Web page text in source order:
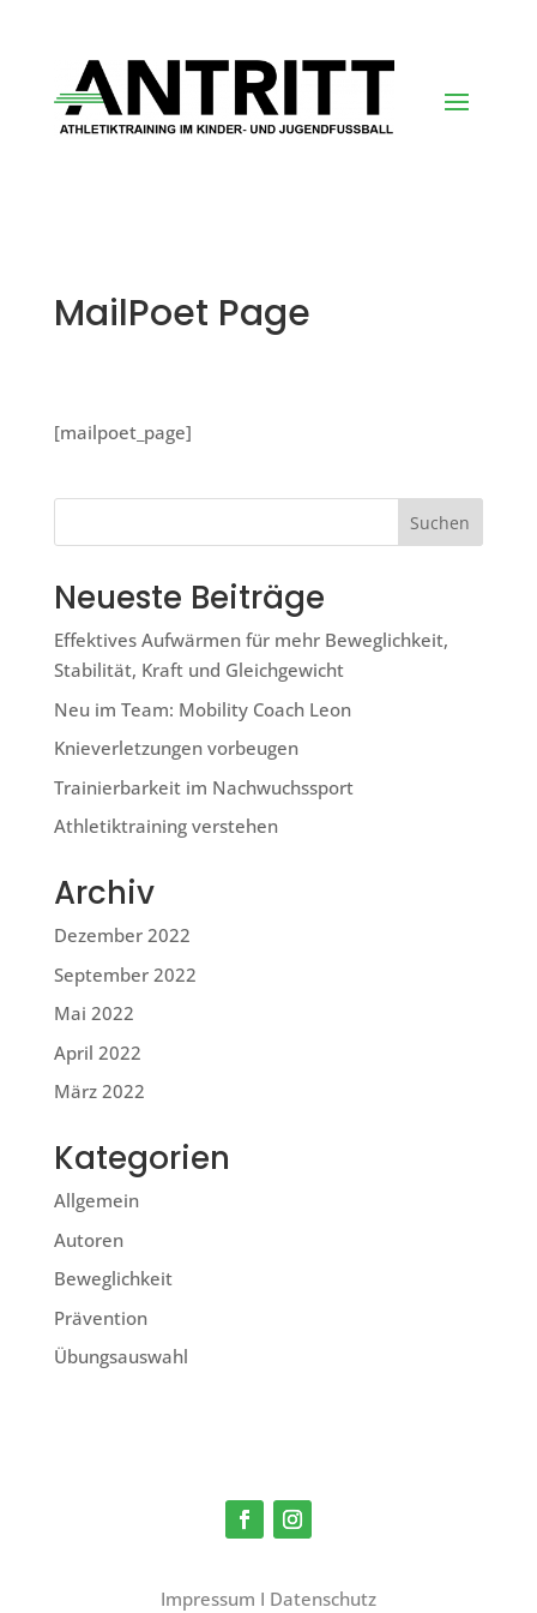
MailPoet Page
[mailpoet_page]
Suchen
Neueste Beiträge
Effektives Aufwärmen für mehr Beweglichkeit,
Stabilität, Kraft und Gleichgewicht
Neu im Team: Mobility Coach Leon
Knieverletzungen vorbeugen
Trainierbarkeit im Nachwuchssport
Athletiktraining verstehen
Archiv
Dezember 2022
September 2022
Mai 2022
April 2022
März 2022
Kategorien
Allgemein
Autoren
Beweglichkeit
Prävention
Übungsauswahl
Impressum I Datenschutz